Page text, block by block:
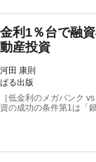
金利1％台で融
動産投資
河田 康則
ぱる出版
［低金利のメガバンク
資の成功の条件第1は「